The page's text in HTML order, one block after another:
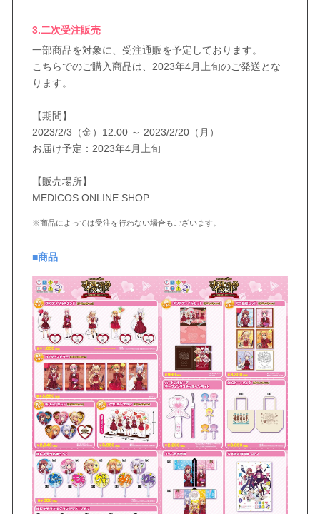
3.二次受注販売
一部商品を対象に、受注通販を予定しております。
こちらでのご購入商品は、2023年4月上旬のご発送とな
ります。
【期間】
2023/2/3（金）12:00 ～ 2023/2/20（月）
お届け予定：2023年4月上旬
【販売場所】
MEDICOS ONLINE SHOP
※商品によっては受注を行わない場合もございます。
■商品